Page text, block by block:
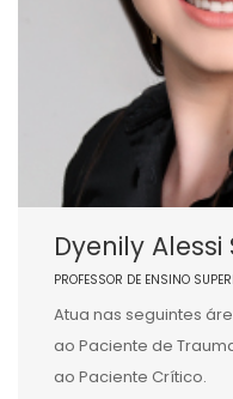
Dyenily
PROFESSOR DE ENSINO
Atua nas seguintes
ao Paciente de
ao Paciente Crítico.